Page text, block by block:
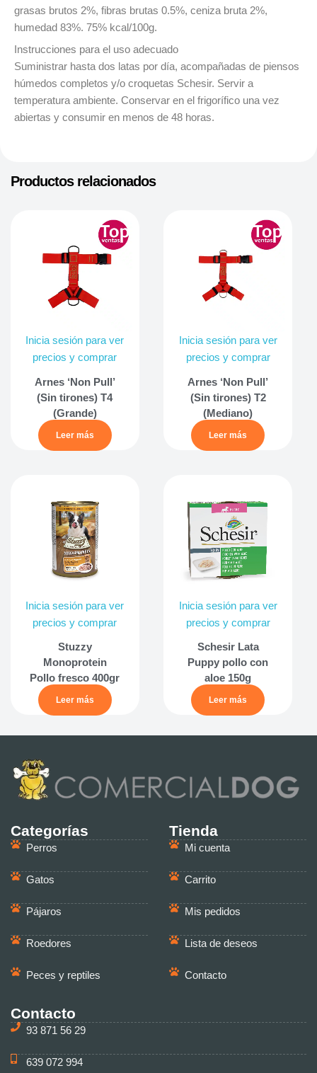
grasas brutos 2%, fibras brutas 0.5%, ceniza bruta 2%,
humedad 83%. 75% kcal/100g.
Instrucciones para el uso adecuado
Suministrar hasta dos latas por día, acompañadas de piensos
húmedos completos y/o croquetas Schesir. Servir a
temperatura ambiente. Conservar en el frigorífico una vez
abiertas y consumir en menos de 48 horas.
Productos relacionados
Inicia sesión para ver
precios y comprar
Arnes ‘Non Pull’
(Sin tirones) T4
(Grande)
Leer más
Inicia sesión para ver
precios y comprar
Arnes ‘Non Pull’
(Sin tirones) T2
(Mediano)
Leer más
Inicia sesión para ver
precios y comprar
Stuzzy
Monoprotein
Pollo fresco 400gr
Leer más
Inicia sesión para ver
precios y comprar
Schesir Lata
Puppy pollo con
aloe 150g
Leer más
Categorías
Perros
Gatos
Pájaros
Roedores
Peces y reptiles
Tienda
Mi cuenta
Carrito
Mis pedidos
Lista de deseos
Contacto
Contacto
93 871 56 29
639 072 994